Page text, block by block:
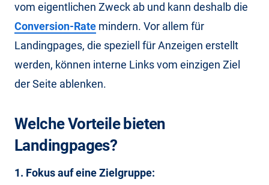
vom eigentlichen Zweck ab und kann deshalb die
Conversion-Rate mindern. Vor allem für
Landingpages, die speziell für Anzeigen erstellt
werden, können interne Links vom einzigen Ziel
der Seite ablenken.
Welche Vorteile bieten
Landingpages?
1. Fokus auf eine Zielgruppe: